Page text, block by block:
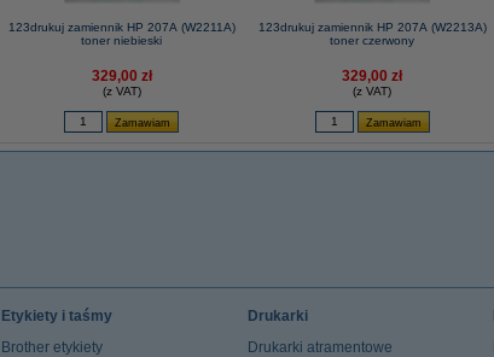
123drukuj zamiennik HP 207A (W2211A)
toner niebieski
329,00 zł
(z VAT)
123drukuj zamiennik HP 207A (W2213A)
toner czerwony
329,00 zł
(z VAT)
Etykiety i taśmy
Brother etykiety
Drukarki
Drukarki atramentowe